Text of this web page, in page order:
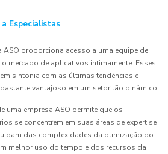
Especialistas
ASO proporciona acesso a uma equipe de
mercado de aplicativos intimamente. Esses
sintonia com as últimas tendências e
vantajoso em um setor tão dinâmico.
uma empresa ASO permite que os
se concentrem em suas áreas de expertise
das complexidades da otimização do
melhor uso do tempo e dos recursos da